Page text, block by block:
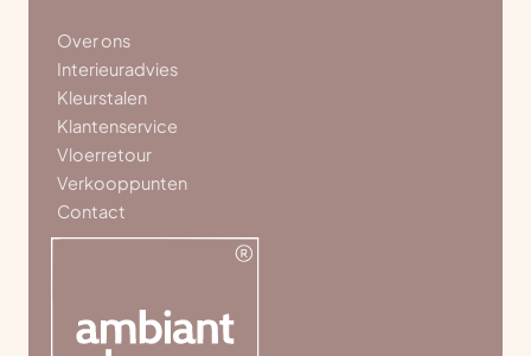
Over ons
Interieuradvies
Kleurstalen
Klantenservice
Vloerretour
Verkooppunten
Contact